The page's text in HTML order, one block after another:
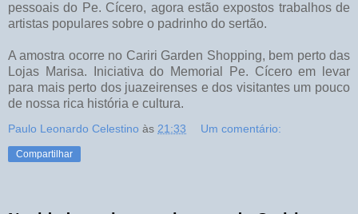
pessoais do Pe. Cícero, agora estão expostos trabalhos de
artistas populares sobre o padrinho do sertão.
A amostra ocorre no Cariri Garden Shopping, bem perto das
Lojas Marisa. Iniciativa do Memorial Pe. Cícero em levar
para mais perto dos juazeirenses e dos visitantes um pouco
de nossa rica história e cultura.
Paulo Leonardo Celestino às 21:33 Um comentário:
Compartilhar